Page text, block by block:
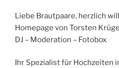
Liebe Brautpaare, herzlich
Homepage von Torsten
DJ – Moderation – Fotobox
Ihr Spezialist für Hochzeiten